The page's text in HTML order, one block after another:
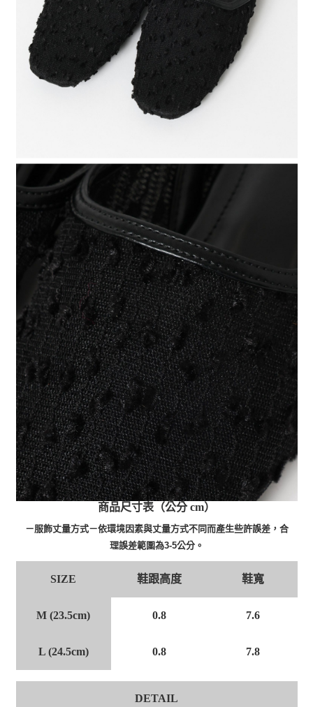
商品尺寸表（公分 cm）
－服飾丈量方式－依環境因素與丈量方式不同而產生些許誤差，合
理誤差範圍為3-5公分。
SIZE 鞋跟高度 鞋寬
M (23.5cm) 0.8 7.6
L (24.5cm) 0.8 7.8
DETAIL